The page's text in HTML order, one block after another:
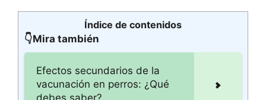
Índice de contenidos
👇Mira también
Efectos secundarios de la
vacunación en perros: ¿Qué
debes saber?